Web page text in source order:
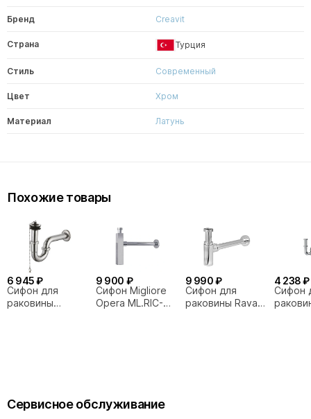
Бренд Creavit
Страна Турция
Стиль Современный
Цвет Хром
Материал Латунь
Похожие товары
6 945 ₽
Сифон для
раковины
9 900 ₽
Сифон Migliore
Opera ML.RIC-
9 990 ₽
Сифон для
раковины Ravak
4 238 ₽
Сифон
Сервисное обслуживание